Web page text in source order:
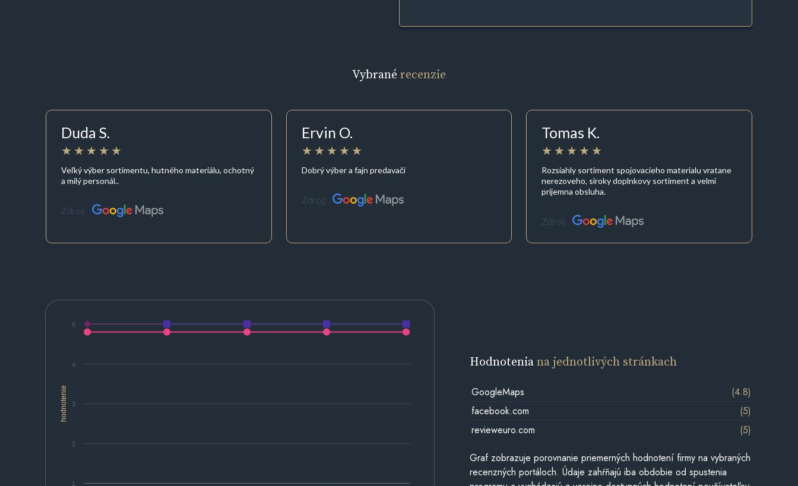
Vybrané recenzie
Duda S.
Veľký výber sortimentu, hutného materiálu, ochotný
a milý personál..
Zdroj:
Ervin O.
Dobrý výber a fajn predavači
Zdroj:
Tomas K.
Rozsiahly sortiment spojovacieho materialu vratane
nerezoveho, siroky doplnkovy sortiment a velmi
prijemna obsluha.
Zdroj:
hodnotenie
1
2
3
4
5
Hodnoteniana jednotlivých stránkach
GoogleMaps
(4.8)
facebook.com
(5)
revieweuro.com
(5)
Graf zobrazuje porovnanie priemerných hodnotení firmy na vybraných
recenzných portáloch. Údaje zahŕňajú iba obdobie od spustenia